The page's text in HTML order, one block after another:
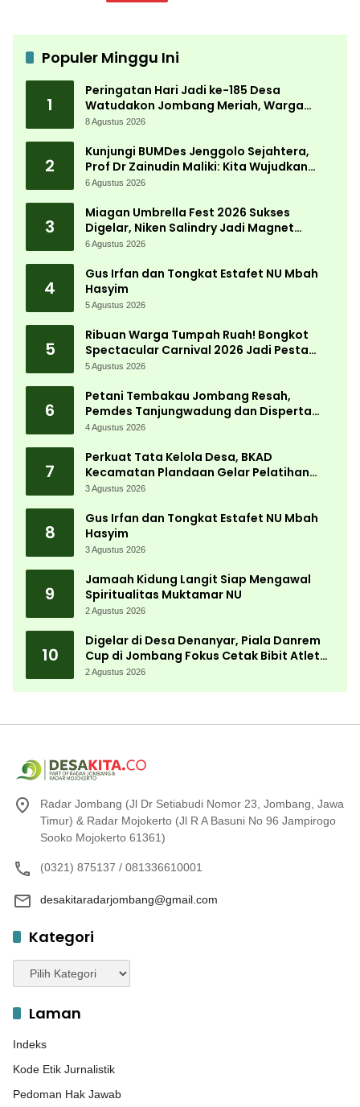
Populer Minggu Ini
1
Peringatan Hari Jadi ke-185 Desa
Watudakon Jombang Meriah, Warga
Tumpek Blek Padati Karnaval Budaya
8 Agustus 2026
2
Kunjungi BUMDes Jenggolo Sejahtera,
Prof Dr Zainudin Maliki: Kita Wujudkan
Kemandirian Ekonomi dengan Potensi
6 Agustus 2026
3
Miagan Umbrella Fest 2026 Sukses
Digelar, Niken Salindry Jadi Magnet
Ribuan Pengunjung
6 Agustus 2026
4
Gus Irfan dan Tongkat Estafet NU Mbah
Hasyim
5 Agustus 2026
5
Ribuan Warga Tumpah Ruah! Bongkot
Spectacular Carnival 2026 Jadi Pesta
Kemerdekaan Terbesar di Peterongan
5 Agustus 2026
6
Petani Tembakau Jombang Resah,
Pemdes Tanjungwadung dan Disperta
Bergerak Cepat
4 Agustus 2026
7
Perkuat Tata Kelola Desa, BKAD
Kecamatan Plandaan Gelar Pelatihan
Aparatur Pemdes
3 Agustus 2026
8
Gus Irfan dan Tongkat Estafet NU Mbah
Hasyim
3 Agustus 2026
9
Jamaah Kidung Langit Siap Mengawal
Spiritualitas Muktamar NU
2 Agustus 2026
10
Digelar di Desa Denanyar, Piala Danrem
Cup di Jombang Fokus Cetak Bibit Atlet
Menembak Berprestasi
2 Agustus 2026
Radar Jombang (Jl Dr Setiabudi Nomor 23, Jombang, Jawa
Timur) & Radar Mojokerto (Jl R A Basuni No 96 Jampirogo
Sooko Mojokerto 61361)
(0321) 875137 / 081336610001
desakitaradarjombang@gmail.com
Kategori
Kategori
Laman
Indeks
Kode Etik Jurnalistik
Pedoman Hak Jawab